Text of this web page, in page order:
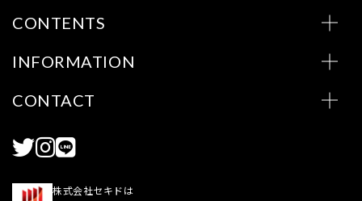
CONTENTS
INFORMATION
CONTACT
株式会社セキドは